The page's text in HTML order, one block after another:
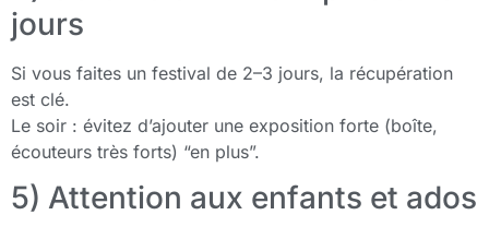
jours
Si vous faites un festival de 2–3 jours, la récupération
est clé.
Le soir : évitez d’ajouter une exposition forte (boîte,
écouteurs très forts) “en plus”.
5) Attention aux enfants et ados